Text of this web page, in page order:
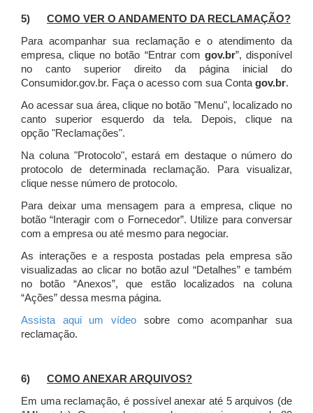
5) COMO VER O ANDAMENTO DA RECLAMAÇÃO?
Para acompanhar sua reclamação e o atendimento da
empresa, clique no botão “Entrar com gov.br”, disponível
no canto superior direito da página inicial do
Consumidor.gov.br. Faça o acesso com sua Contagov.br.
Ao acessar sua área, clique no botão "Menu", localizado no
canto superior esquerdo da tela. Depois, clique na
opção "Reclamações".
Na coluna "Protocolo", estará em destaque o número do
protocolo de determinada reclamação. Para visualizar,
clique nesse número de protocolo.
Para deixar uma mensagem para a empresa, clique no
botão “Interagir com o Fornecedor”. Utilize para conversar
com a empresa ou até mesmo para negociar.
As interações e a resposta postadas pela empresa são
visualizadas ao clicar no botão azul “Detalhes” e também
no botão “Anexos”, que estão localizados na coluna
“Ações” dessa mesma página.
Assista aqui um vídeo sobre como acompanhar sua
reclamação.
6) COMO ANEXAR ARQUIVOS?
Em uma reclamação, é possível anexar até 5 arquivos (de